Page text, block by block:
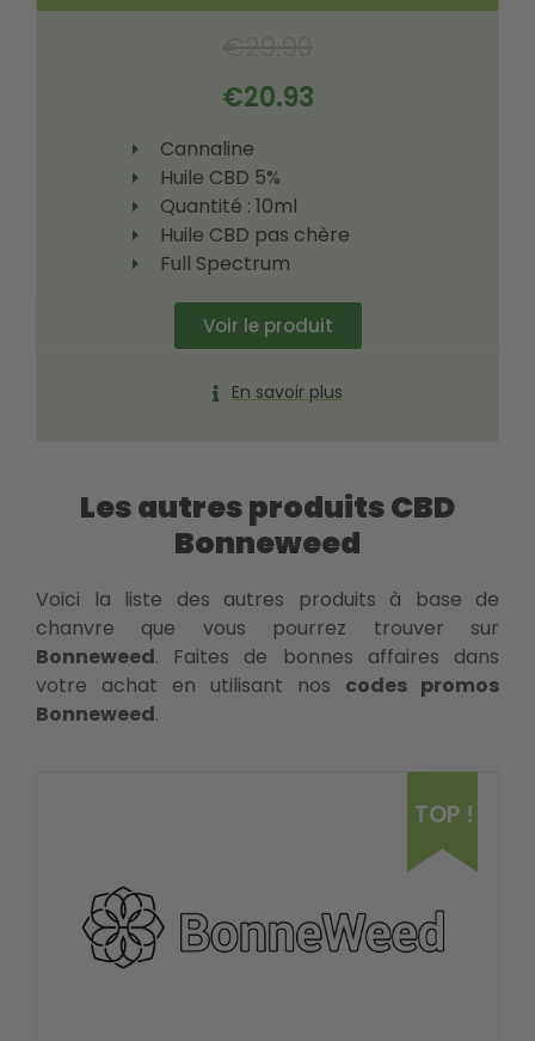
€20.93
Cannaline
Huile CBD 5%
Quantité : 10ml
Huile CBD pas chère
Full Spectrum
Voir le produit
En savoir plus
Les autres produits CBD
Bonneweed
Voici la liste des autres produits à base de
chanvre que vous pourrez trouver sur
Bonneweed. Faites de bonnes affaires dans
votre achat en utilisant nos codes promos
Bonneweed.
TOP !